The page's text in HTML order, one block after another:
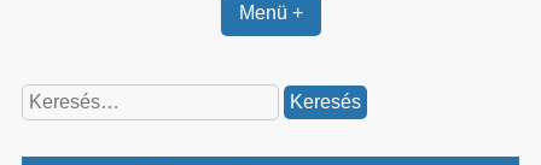
Menü +
Keresés: